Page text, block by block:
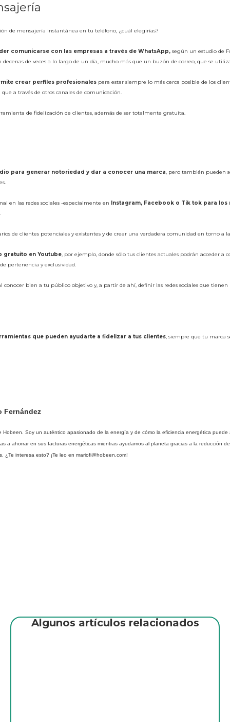
de mensajería instantánea en tu teléfono, ¿cuál elegirías?
comunicarse con las empresas a través de WhatsApp, según un estudio de
de veces a lo largo de un día, mucho más que un buzón de correo, que se
crear perfiles profesionales para estar siempre lo más cerca posible de los
a través de otros canales de comunicación.
de fidelización de clientes, además de ser totalmente gratuita.
para generar notoriedad y dar a conocer una marca, pero también pueden
en las redes sociales -especialmente en
Instagram, Facebook o Tik tok para
.
de clientes potenciales y existentes y de crear una verdadera comunidad en torno a
gratuito en Youtube, por ejemplo, donde sólo tus clientes actuales podrán acceder a
pertenencia y exclusividad.
conocer bien a tu público objetivo y, a partir de ahí, definir las redes sociales que
que pueden ayudarte a fidelizar a tus clientes, siempre que tu marca
Algunos artículos relacionados